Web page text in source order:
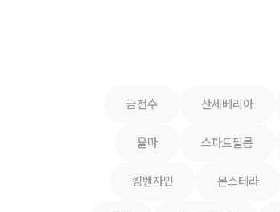
금전수 산세베리아
율마 스파트필름
킹벤자민 몬스테라